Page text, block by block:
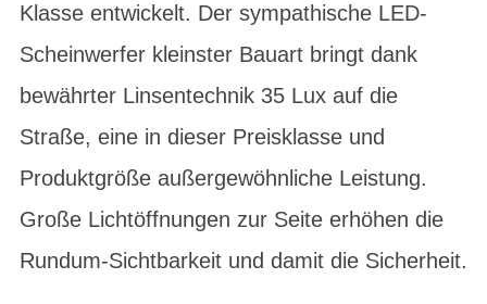
Klasse entwickelt. Der sympathische LED-
Scheinwerfer kleinster Bauart bringt dank
bewährter Linsentechnik 35 Lux auf die
Straße, eine in dieser Preisklasse und
Produktgröße außergewöhnliche Leistung.
Große Lichtöffnungen zur Seite erhöhen die
Rundum-Sichtbarkeit und damit die Sicherheit.